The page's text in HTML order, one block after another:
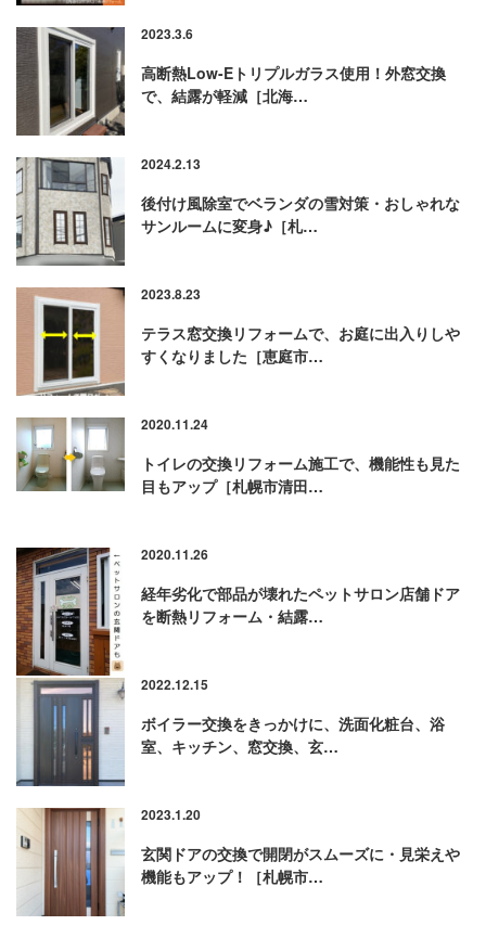
2023.3.6
高断熱Low-Eトリプルガラス使用！外窓交換
で、結露が軽減［北海…
2024.2.13
後付け風除室でベランダの雪対策・おしゃれな
サンルームに変身♪［札…
2023.8.23
テラス窓交換リフォームで、お庭に出入りしや
すくなりました［恵庭市…
2020.11.24
トイレの交換リフォーム施工で、機能性も見た
目もアップ［札幌市清田…
2020.11.26
経年劣化で部品が壊れたペットサロン店舗ドア
を断熱リフォーム・結露…
2022.12.15
ボイラー交換をきっかけに、洗面化粧台、浴
室、キッチン、窓交換、玄…
2023.1.20
玄関ドアの交換で開閉がスムーズに・見栄えや
機能もアップ！［札幌市…